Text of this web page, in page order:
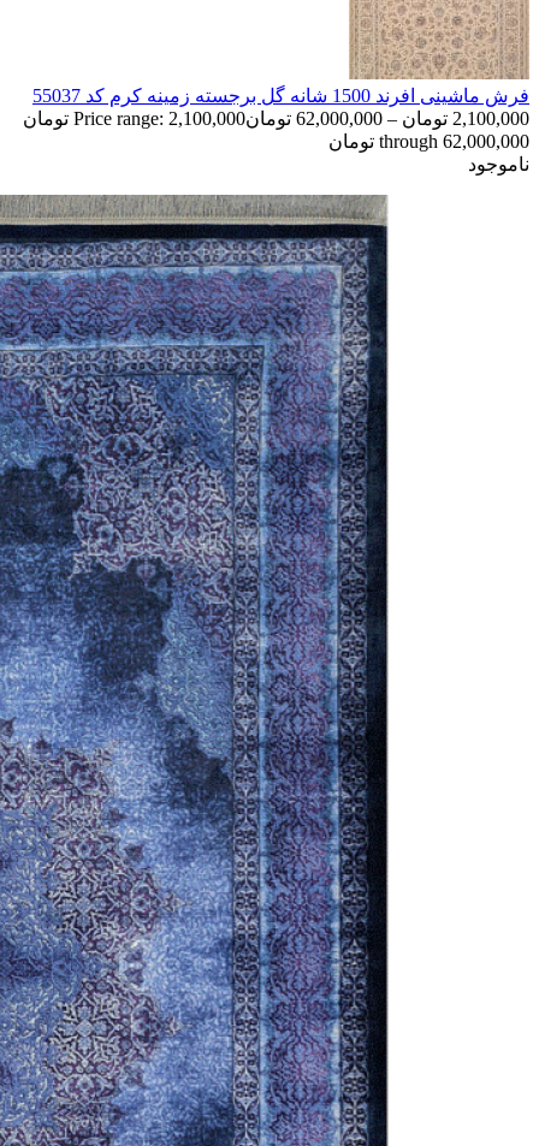
فرش ماشینی افرند 1500 شانه گل برجسته زمینه کرم کد 55037
2,100,000 تومان –
62,000,000 تومان
Price range: 2,100,000 تومان
through 62,000,000 تومان
ناموجود